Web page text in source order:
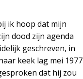
ik hoop dat mijn
dood zijn agenda
geschreven, in
keek lag mei 1977
dat hij zou